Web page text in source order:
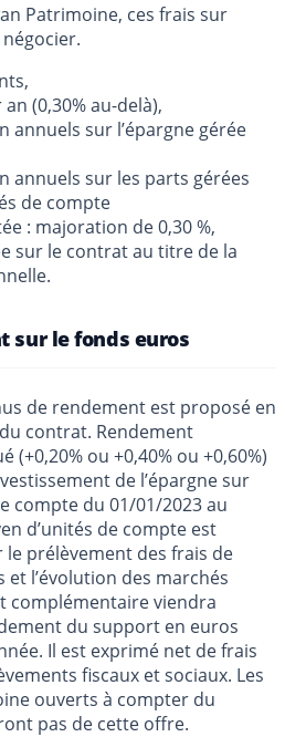
Patrimoine, ces frais sur
(0,30% au-delà),
annuels sur l’épargne gérée
annuels sur les parts gérées
de compte
: majoration de 0,30 %,
sur le contrat au titre de la
sur le fonds euros
de rendement est proposé en
contrat. Rendement
ou +0,40% ou +0,60%)
de l’épargne sur
compte du 01/01/2023 au
d’unités de compte est
prélèvement des frais de
l’évolution des marchés
complémentaire viendra
du support en euros
Il est exprimé net de frais
fiscaux et sociaux. Les
ouverts à compter du
pas de cette offre.